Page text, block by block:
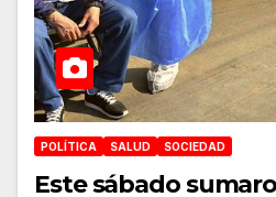
POLÍTICA SALUD SOCIEDAD
Este sábado